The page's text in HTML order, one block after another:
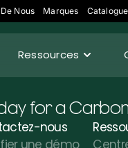
Nous Marques
Ressources
for a
nous
une démo